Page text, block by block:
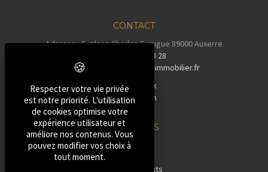
CONTACT
Adresse : 5, place Charles Surugue 89000 Auxerre
03 86 72 28 28
Email :
contact@auxerreimmobilier.fr
Facebook
Instagram
Tiktok
NOS BIENS
»Maisons
Appartements
Respecter votre vie privée
est notre priorité. L'utilisation
de cookies optimise votre
expérience utilisateur et
améliore nos contenus. Vous
pouvez modifier vos choix à
tout moment.